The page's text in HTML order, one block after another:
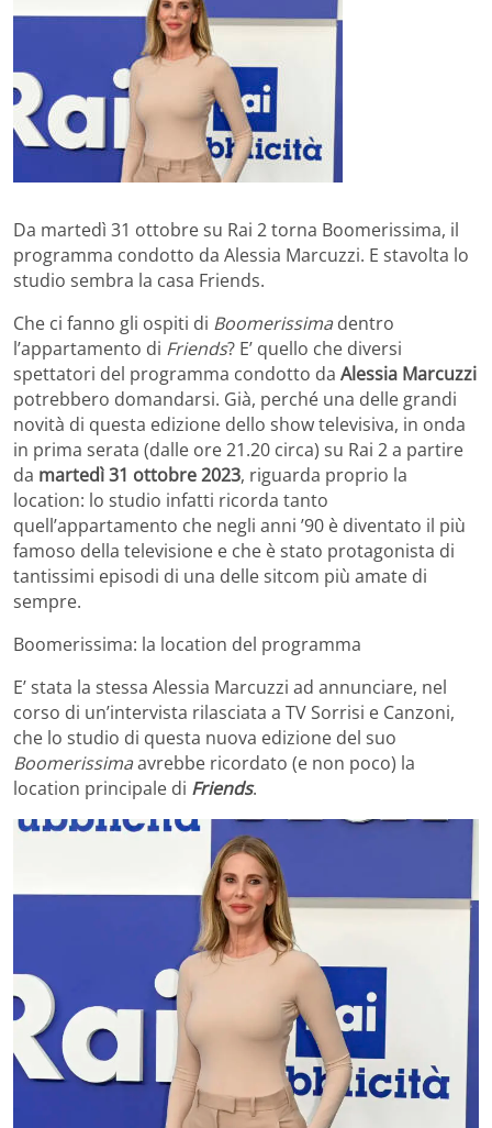
Da martedì 31 ottobre su Rai 2 torna Boomerissima, il
programma condotto da Alessia Marcuzzi. E stavolta lo
studio sembra la casa Friends.
Che ci fanno gli ospiti di Boomerissima dentro
l’appartamento di Friends? E’ quello che diversi
spettatori del programma condotto da Alessia Marcuzzi
potrebbero domandarsi. Già, perché una delle grandi
novità di questa edizione dello show televisiva, in onda
in prima serata (dalle ore 21.20 circa) su Rai 2 a partire
da martedì 31 ottobre 2023, riguarda proprio la
location: lo studio infatti ricorda tanto
quell’appartamento che negli anni ’90 è diventato il più
famoso della televisione e che è stato protagonista di
tantissimi episodi di una delle sitcom più amate di
sempre.
Boomerissima: la location del programma
E’ stata la stessa Alessia Marcuzzi ad annunciare, nel
corso di un’intervista rilasciata a TV Sorrisi e Canzoni,
che lo studio di questa nuova edizione del suo
Boomerissimaavrebbe ricordato (e non poco) la
location principale di Friends.